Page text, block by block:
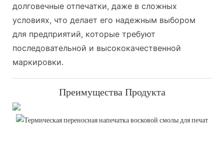
долговечные отпечатки, даже в сложных
условиях, что делает его надежным выбором
для предприятий, которые требуют
последовательной и высококачественной
маркировки.
Преимущества Продукта